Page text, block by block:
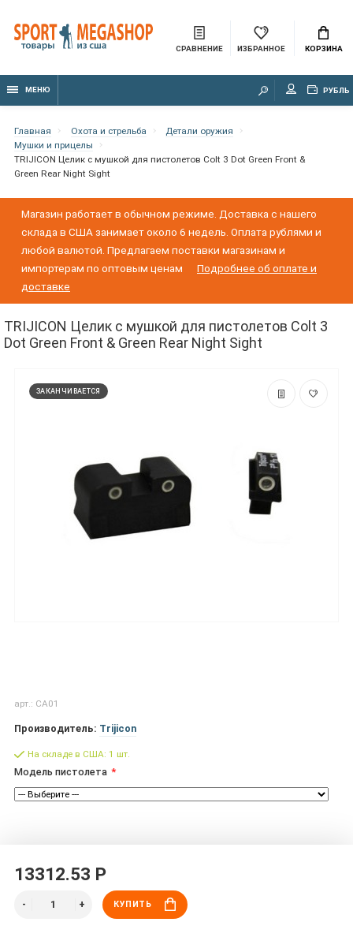
СРАВНЕНИЕ ИЗБРАННОЕ КОРЗИНА
МЕНЮ РУБЛЬ
Главная Охота и стрельба
Детали оружия
Мушки и прицелы
TRIJICON Целик с мушкой для пистолетов Colt 3 Dot Green Front &
Green Rear Night Sight
Магазин работает в обычном режиме. Доставка с нашего
склада в США занимает около 6 недель. Оплата рублями и
любой валютой. Предлагаем поставки магазинам и
импортерам по оптовым ценам
Подробнее об оплате и
доставке
TRIJICON Целик с мушкой для пистолетов Colt 3
Dot Green Front & Green Rear Night Sight
ЗАКАНЧИВАЕТСЯ
арт.: CA01
Производитель: Trijicon
На складе в США: 1 шт.
Модель пистолета
13312.53 Р
КУПИТЬ